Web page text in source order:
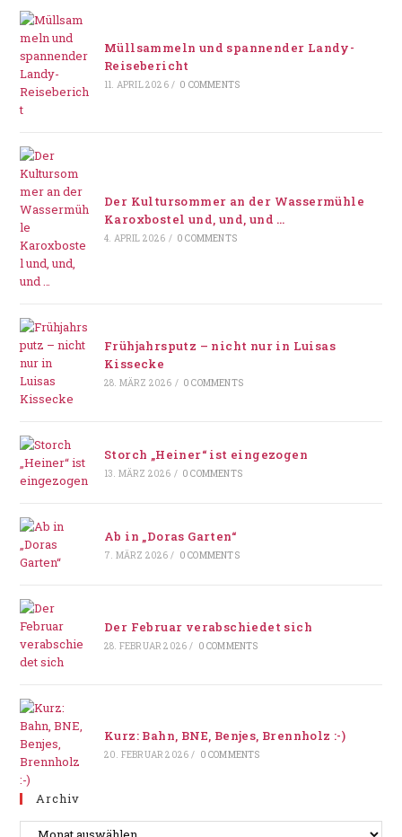
Müllsammeln und spannender Landy-
Reisebericht
11. APRIL 2026 / 0 COMMENTS
Der Kultursommer an der Wassermühle
Karoxbostel und, und, und …
4. APRIL 2026 / 0 COMMENTS
Frühjahrsputz – nicht nur in Luisas
Kissecke
28. MÄRZ 2026 / 0 COMMENTS
Storch „Heiner“ ist eingezogen
13. MÄRZ 2026 / 0 COMMENTS
Ab in „Doras Garten“
7. MÄRZ 2026 / 0 COMMENTS
Der Februar verabschiedet sich
28. FEBRUAR 2026 / 0 COMMENTS
Kurz: Bahn, BNE, Benjes, Brennholz :-)
20. FEBRUAR 2026 / 0 COMMENTS
Archiv